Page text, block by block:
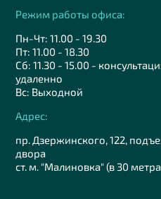
Режим работы офиса:
Пн-Чт: 11.00 - 19.30
Пт: 11.00 - 18.30
Сб: 11.30 - 15.00 -
удаленно
Вс: Выходной
Адрес:
пр. Дзержинского, 122,
двора
ст. м. "Малиновка" (в 30